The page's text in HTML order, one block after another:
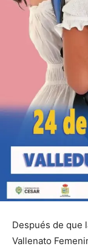
Después de que
Vallenato